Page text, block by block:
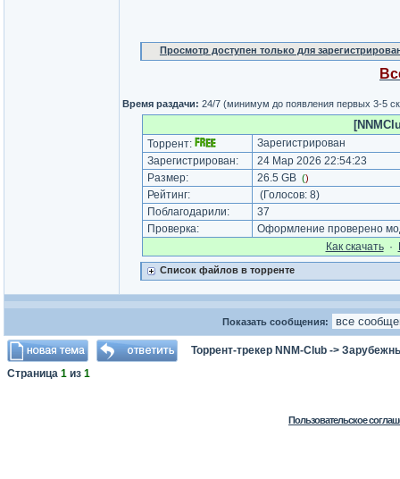
Просмотр доступен только для
Время раздачи: 24/7 (минимум до появления первых 3-5
Торрент:
Зарегистрирован
Зарегистрирован:
24 Мар 2026 22:54:23
Размер:
26.5 GB ()
Рейтинг: (Голосов: 8)
Поблагодарили:
37
Проверка:
Оформление проверено
Как cкачать·
Список файлов в торренте
Показать сообщения:
Торрент-трекер NNM-Club ->
Страница 1 из 1
Пользовательское